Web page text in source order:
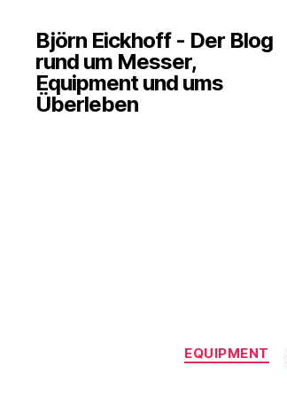
Björn Eickhoff - Der Blog
rund um Messer,
Equipment und ums
Überleben
EQUIPMENT